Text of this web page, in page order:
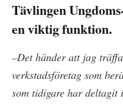
Tävlingen
en viktig funktion.
–Det händer att jag
verkstadsföretag som
som tidigare har